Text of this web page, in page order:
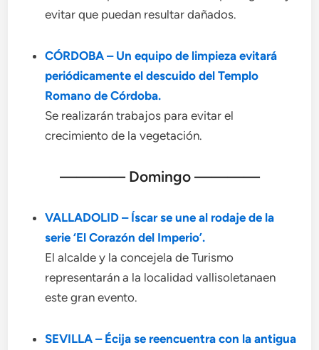
evitar que puedan resultar dañados.
CÓRDOBA – Un equipo de limpieza evitará
periódicamente el descuido del Templo
Romano de Córdoba.
Se realizarán trabajos para evitar el
crecimiento de la vegetación.
———— Domingo ————
VALLADOLID – Íscar se une al rodaje de la
serie ‘El Corazón del Imperio’.
El alcalde y la concejela de Turismo
representarán a la localidad vallisoletanaen
este gran evento.
SEVILLA – Écija se reencuentra con la antigua